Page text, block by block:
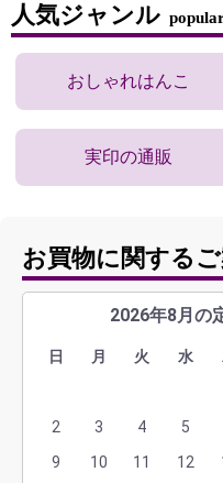
人気ジャンル
おしゃれはんこ
実印の通販
お買物に関する
2026年8月の
日 月 火 水
2
3 4 5
9
10 11 12